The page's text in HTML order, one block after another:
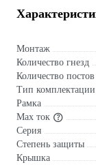
Монтаж
Количество гнезд
Количество постов
Тип комплектации
Рамка
Max ток
Серия
Степень защиты
Крышка